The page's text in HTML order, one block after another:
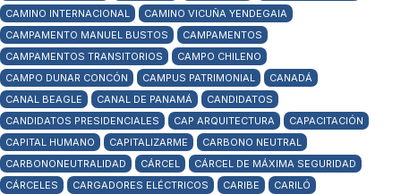
CAMINO INTERNACIONAL
CAMINO VICUÑA YENDEGAIA
CAMPAMENTO MANUEL BUSTOS
CAMPAMENTOS
CAMPAMENTOS TRANSITORIOS
CAMPO CHILENO
CAMPO DUNAR CONCÓN
CAMPUS PATRIMONIAL
CANADÁ
CANAL BEAGLE
CANAL DE PANAMÁ
CANDIDATOS
CANDIDATOS PRESIDENCIALES
CAP ARQUITECTURA
CAPACITACIÓN
CAPITAL HUMANO
CAPITALIZARME
CARBONO NEUTRAL
CARBONONEUTRALIDAD
CÁRCEL
CÁRCEL DE MÁXIMA SEGURIDAD
CÁRCELES
CARGADORES ELÉCTRICOS CARIBE
CARILÓ